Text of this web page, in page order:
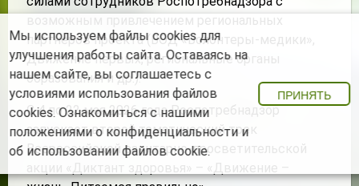
возможным привлечением региональных
партнеров проекта (ВОД «Волонтеры-медики»,
Движение первых, региональные органы
образования и др.).
С 4 по 22 мая 2026 года Роспотребнадзор
запускает второй тематический трек
Всероссийской санитарно-просветительской
акции «Диктант здоровья» – «Движение –
Мы используем файлы cookies для
улучшения работы сайта. Оставаясь на
нашем сайте, вы соглашаетесь с
условиями использования файлов
cookies. Ознакомиться с нашими
положениями о конфиденциальностии
об использовании файлов cookie.
ПРИНЯТЬ